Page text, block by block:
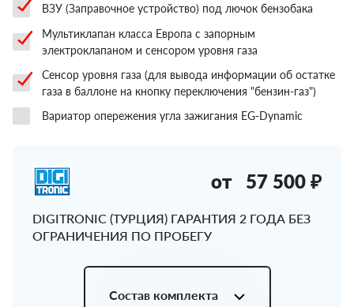
ВЗУ (Заправочное устройство) под лючок бензобака
Мультиклапан класса Европа с запорным
электроклапаном и сенсором уровня газа
Сенсор уровня газа (для вывода информации об остатке
газа в баллоне на кнопку переключения "бензин-газ")
Вариатор опережения угла зажигания EG-Dynamic
DIGITRONIC (ТУРЦИЯ) ГАРАНТИЯ 2 ГОДА БЕЗ
ОГРАНИЧЕНИЯ ПО ПРОБЕГУ
от 57 500 ₽
Состав комплекта